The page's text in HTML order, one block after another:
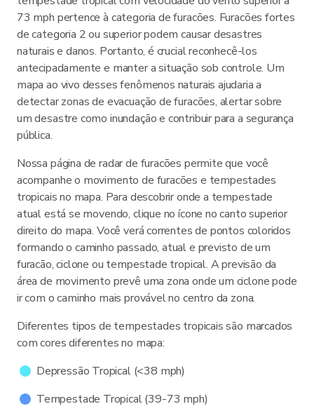
73 mph pertence à categoria de furacões. Furacões fortes
de categoria 2 ou superior podem causar desastres
naturais e danos. Portanto, é crucial reconhecê-los
antecipadamente e manter a situação sob controle. Um
mapa ao vivo desses fenômenos naturais ajudaria a
detectar zonas de evacuação de furacões, alertar sobre
um desastre como inundação e contribuir para a segurança
pública.
Nossa página de radar de furacões permite que você
acompanhe o movimento de furacões e tempestades
tropicais no mapa. Para descobrir onde a tempestade
atual está se movendo, clique no ícone no canto superior
direito do mapa. Você verá correntes de pontos coloridos
formando o caminho passado, atual e previsto de um
furacão, ciclone ou tempestade tropical. A previsão da
área de movimento prevê uma zona onde um ciclone pode
ir com o caminho mais provável no centro da zona.
Diferentes tipos de tempestades tropicais são marcados
com cores diferentes no mapa:
Depressão Tropical (<38 mph)
Tempestade Tropical (39-73 mph)